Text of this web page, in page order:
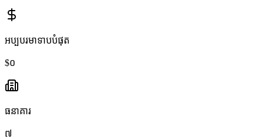
អប្បបរមា​ទាប​បំផុត
$០
ធនាគារ
៧